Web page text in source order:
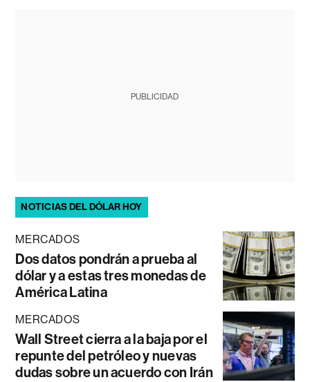
PUBLICIDAD
NOTICIAS DEL DÓLAR HOY
MERCADOS
Dos datos pondrán a prueba al
dólar y a estas tres monedas de
América Latina
MERCADOS
Wall Street cierra a la baja por el
repunte del petróleo y nuevas
dudas sobre un acuerdo con Irán